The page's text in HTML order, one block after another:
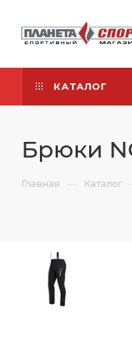
КАТАЛОГ
Брюки
Главная — Каталог